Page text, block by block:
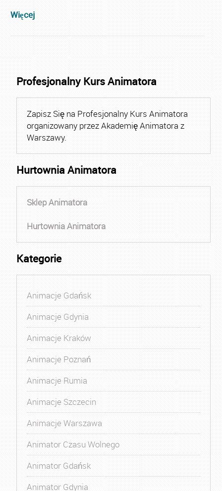
Więcej
Profesjonalny Kurs Animatora
Zapisz Się na Profesjonalny Kurs Animatora
organizowany przez Akademię Animatora z
Warszawy.
Hurtownia Animatora
Sklep Animatora
Hurtownia Animatora
Kategorie
Animacje Gdańsk
Animacje Gdynia
Animacje Kraków
Animacje Poznań
Animacje Rumia
Animacje Szczecin
Animacje Warszawa
Animator Czasu Wolnego
Animator Gdańsk
Animator Gdynia